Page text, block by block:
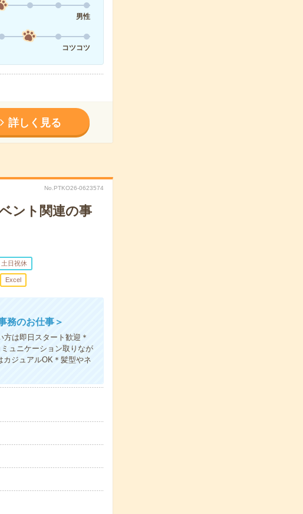
男性
コツコツ
詳しく見る
No.PTKO26-0623574
ント関連の事
土日祝休
Excel
務のお仕事＞
は即日スタート歓迎＊
ュニケーション取りなが
カジュアルOK＊髪型やネ